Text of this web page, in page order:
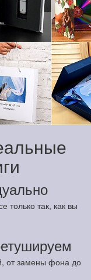
только так, как вы
от замены фона до